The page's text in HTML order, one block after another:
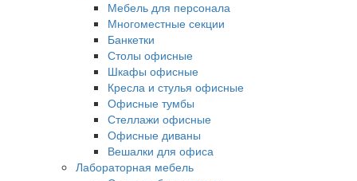
Мебель для персонала
Многоместные секции
Банкетки
Столы офисные
Шкафы офисные
Кресла и стулья офисные
Офисные тумбы
Стеллажи офисные
Офисные диваны
Вешалки для офиса
Лабораторная мебель